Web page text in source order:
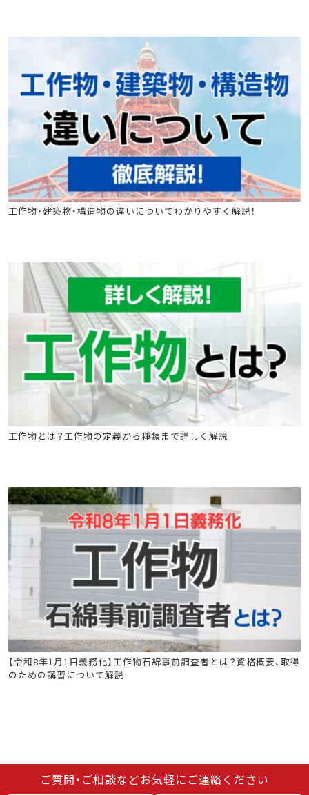
石綿(アスベスト)関連
建築物石綿含有建材調査者講習
工作物・建築物・構造物の違いについてわかりやすく解説！
石綿(アスベスト)関連 工作物石綿事前調査者
工作物とは？工作物の定義から種類まで詳しく解説
石綿(アスベスト)関連 工作物石綿事前調査者
【令和8年1月1日義務化】工作物石綿事前調査者とは？資格概要、取得
のための講習について解説
ご質問・ご相談などお気軽にご連絡ください